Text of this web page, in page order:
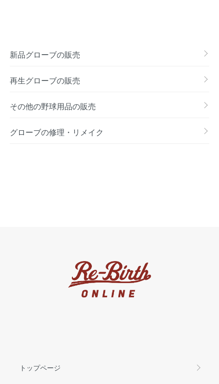
新品グローブの販売
再生グローブの販売
その他の野球用品の販売
グローブの修理・リメイク
トップページ